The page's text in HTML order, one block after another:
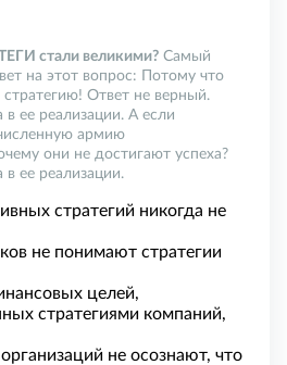
стали великими? Самый
на этот вопрос: Потому что
Ответ не верный.
в ее реализации. А если
армию
они не достигают успеха?
в ее реализации.
стратегий никогда не
не понимают стратегии
целей,
стратегиями компаний,
организаций не осознают, что